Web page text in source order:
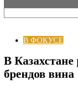
В ФОКУСЕ
В
брендов вина